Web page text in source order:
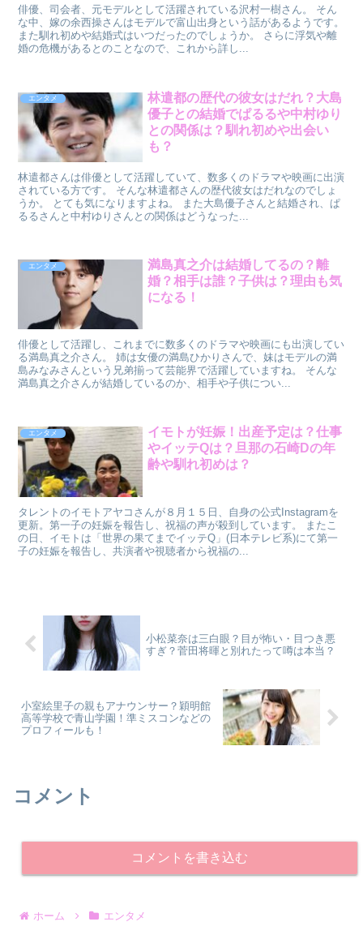
俳優、司会者、元モデルとして活躍されている沢村一樹さん。 そん
な中、嫁の余西操さんはモデルで富山出身という話があるようです。
また馴れ初めや結婚式はいつだったのでしょうか。 さらに浮気や離
婚の危機があるとのことなので、これから詳し...
エンタメ
林遣都の歴代の彼女はだれ？大島
優子との結婚でぱるるや中村ゆり
との関係は？馴れ初めや出会い
も？
林遣都さんは俳優として活躍していて、数多くのドラマや映画に出演
されている方です。 そんな林遣都さんの歴代彼女はだれなのでしょ
うか。 とても気になりますよね。 また大島優子さんと結婚され、ぱ
るるさんと中村ゆりさんとの関係はどうなった...
エンタメ
満島真之介は結婚してるの？離
婚？相手は誰？子供は？理由も気
になる！
俳優として活躍し、これまでに数多くのドラマや映画にも出演してい
る満島真之介さん。 姉は女優の満島ひかりさんで、妹はモデルの満
島みなみさんという兄弟揃って芸能界で活躍していますね。 そんな
満島真之介さんが結婚しているのか、相手や子供につい...
エンタメ
イモトが妊娠！出産予定は？仕事
やイッテQは？旦那の石崎Dの年
齢や馴れ初めは？
タレントのイモトアヤコさんが８月１５日、自身の公式Instagramを
更新。第一子の妊娠を報告し、祝福の声が殺到しています。 またこ
の日、イモトは「世界の果てまでイッテQ」(日本テレビ系)にて第一
子の妊娠を報告し、共演者や視聴者から祝福の...
小松菜奈は三白眼？目が怖い・目つき悪
すぎ？菅田将暉と別れたって噂は本当？
小室絵里子の親もアナウンサー？穎明館
高等学校で青山学園！準ミスコンなどの
プロフィールも！
コメント
コメントを書き込む
ホーム エンタメ